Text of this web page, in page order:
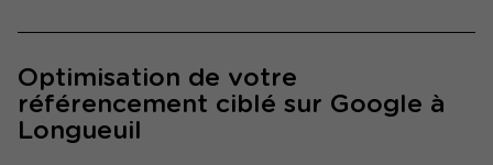
Optimisation de votre
référencement ciblé sur Google à
Longueuil